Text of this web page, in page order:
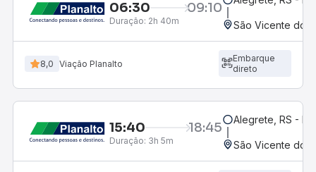
06:30 09:10
Duração: 2h 40m São Vicente do
8,0 Viação Planalto
Embarque
direto
15:40 18:45
Duração: 3h 5m
Alegrete, RS -
São Vicente do